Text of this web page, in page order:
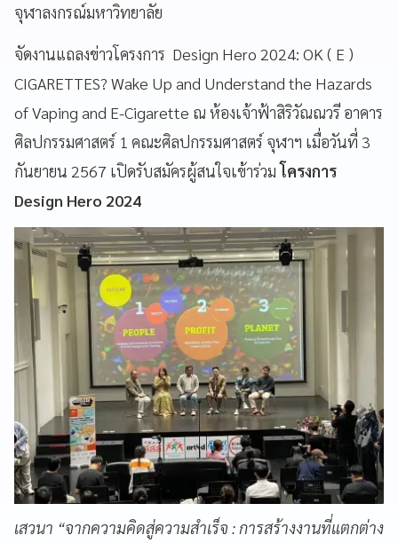
จุฬาลงกรณ์มหาวิทยาลัย
จัดงานแถลงข่าวโครงการ Design Hero 2024: OK ( E )
CIGARETTES? Wake Up and Understand the Hazards
of Vaping and E-Cigarette ณ ห้องเจ้าฟ้าสิริวัณณวรี อาคาร
ศิลปกรรมศาสตร์ 1 คณะศิลปกรรมศาสตร์ จุฬาฯ เมื่อวันที่ 3
กันยายน 2567 เปิดรับสมัครผู้สนใจเข้าร่วมโครงการ
Design Hero 2024
เสวนา “จากความคิดสู่ความสำเร็จ : การสร้างงานที่แตกต่าง